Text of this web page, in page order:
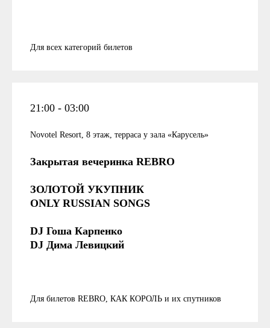
Для всех категорий билетов
21:00 - 03:00
Novotel Resort, 8 этаж, терраса у зала «Карусель»
Закрытая вечеринка REBRO
ЗОЛОТОЙ УКУПНИК
ONLY RUSSIAN SONGS
DJ Гоша Карпенко
DJ Дима Левицкий
Для билетов REBRO, КАК КОРОЛЬ и их спутников